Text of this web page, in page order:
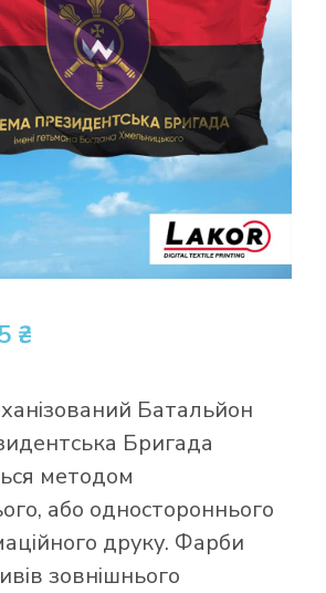
₴
Батальйон
Бригада
методом
або одностороннього
друку. Фарби
зовнішнього